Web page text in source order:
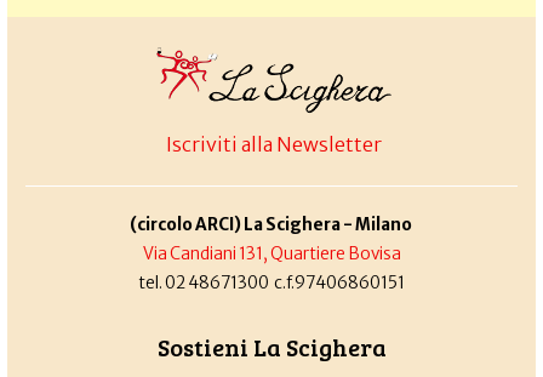
Iscriviti alla Newsletter
(circolo ARCI) La Scighera - Milano
Via Candiani 131, Quartiere Bovisa
tel. 02 48671300 c.f.97406860151
Sostieni La Scighera